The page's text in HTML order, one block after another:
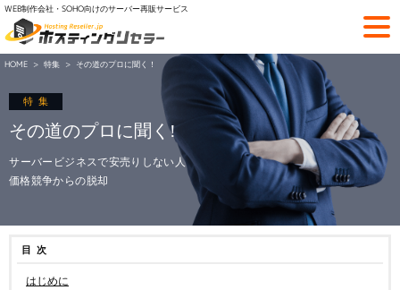
WEB制作会社・SOHO向けのサーバー再販サービス
HOME 特集 その道のプロに聞く！
その道のプロに聞く!
サーバービジネスで安売りしない人
価格競争からの脱却
目次
はじめに